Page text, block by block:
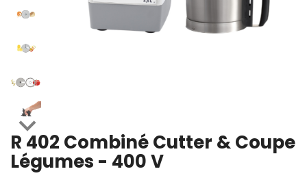

R 402 Combiné Cutter & Coupe
Légumes - 400 V